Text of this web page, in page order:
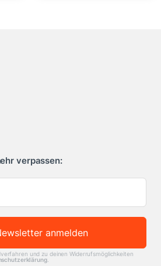
verpassen:
anmelden
und zu deinen Widerrufsmöglichkeiten
.